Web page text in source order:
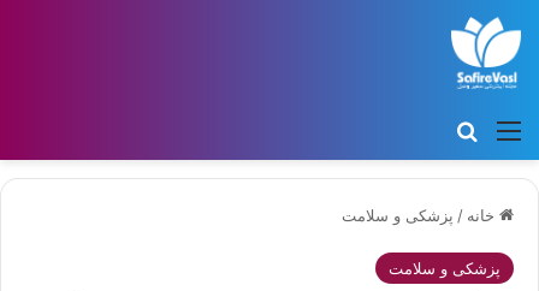
منو
خانه / پزشکی و سلامت
پزشکی و سلامت